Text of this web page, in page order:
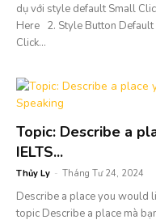
dụ với style default Small
Here 2. Style Button Default
Click...
Topic: Describe a
IELTS...
Thủy Ly - Tháng Tư 24, 2024
Describe a place you would
topic Describe a place mà